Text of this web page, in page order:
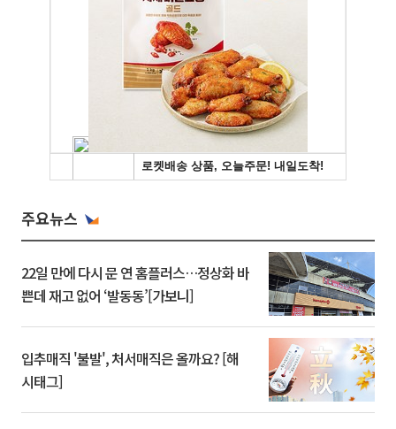
주요뉴스
22일 만에 다시 문 연 홈플러스…정상화 바
쁜데 재고 없어 ‘발동동’[가보니]
입추매직 '불발', 처서매직은 올까요? [해
시태그]